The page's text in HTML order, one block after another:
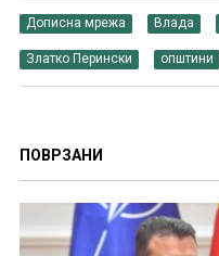
Дописна мрежа Влада
Златко Перински општини
ПОВРЗАНИ